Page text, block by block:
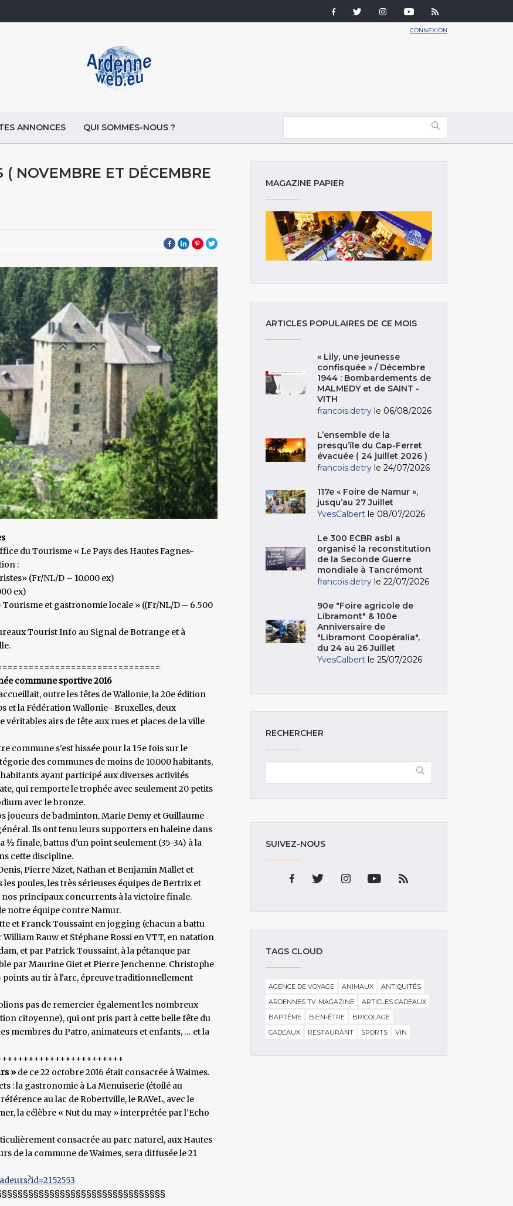
CONNEXION
ANNONCES QUI SOMMES-NOUS ?
NOVEMBRE ET DÉCEMBRE
du Tourisme « Le Pays des Hautes Fagnes-
:
(Fr/NL/D – 10.000 ex)
ex)
et gastronomie locale » ((Fr/NL/D – 6.500
Tourist Info au Signal de Botrange et à
commune sportive 2016
outre les fêtes de Wallonie, la 20e édition
et la Fédération Wallonie- Bruxelles, deux
airs de fête aux rues et places de la ville
commune s'est hissée pour la 15e fois sur le
des communes de moins de 10.000 habitants,
ayant participé aux diverses activités
qui remporte le trophée avec seulement 20 petits
avec le bronze.
joueurs de badminton, Marie Demy et Guillaume
Ils ont tenu leurs supporters en haleine dans
finale, battus d'un point seulement (35-34) à la
cette discipline.
Pierre Nizet, Nathan et Benjamin Mallet et
poules, les très sérieuses équipes de Bertrix et
nos principaux concurrents à la victoire finale.
notre équipe contre Namur.
et Franck Toussaint en jogging (chacun a battu
Rauw et Stéphane Rossi en VTT, en natation
et par Patrick Toussaint, à la pétanque par
par Maurine Giet et Pierre Jenchenne. Christophe
points au tir à l'arc, épreuve traditionnellement
pas de remercier également les nombreux
citoyenne), qui ont pris part à cette belle fête du
membres du Patro, animateurs et enfants, … et la
» de ce 22 octobre 2016 était consacrée à Waimes.
: la gastronomie à La Menuiserie (étoilé au
au lac de Robertville, le RAVeL, avec le
la célèbre « Nut du may » interprétée par l’Echo
consacrée au parc naturel, aux Hautes
de la commune de Waimes, sera diffusée le 21
MAGAZINE PAPIER
ARTICLES POPULAIRES DE CE MOIS
« Lily, une jeunesse
confisquée » / Décembre
1944 : Bombardements de
MALMEDY et de SAINT -
VITH
francois.detry le 06/08/2026
L’ensemble de la
presqu’île du Cap-Ferret
évacuée ( 24 juillet 2026 )
francois.detry le 24/07/2026
117e « Foire de Namur »,
jusqu’au 27 Juillet
YvesCalbert le 08/07/2026
Le 300 ECBR asbl a
organisé la reconstitution
de la Seconde Guerre
mondiale à Tancrémont
francois.detry le 22/07/2026
90e "Foire agricole de
Libramont" & 100e
Anniversaire de
"Libramont Coopéralia",
du 24 au 26 Juillet
YvesCalbert le 25/07/2026
RECHERCHER
SUIVEZ-NOUS
TAGS CLOUD
AGENCE DE VOYAGE ANIMAUX
ANTIQUITÉS
ARDENNES TV-MAGAZINE
ARTICLES CADEAUX
BAPTÊME
BIEN-ÊTRE
BRICOLAGE
CADEAUX
RESTAURANT SPORTS VIN